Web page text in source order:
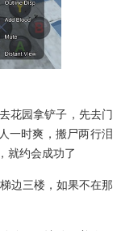
花园拿铲子，先去门
一时爽，搬尸两行泪
就约会成功了
边三楼，如果不在那